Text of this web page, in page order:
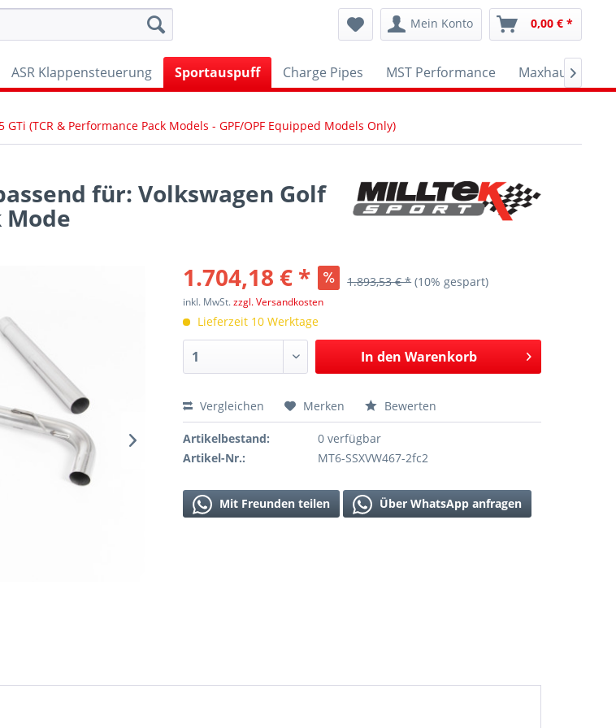
Mein Konto 0,00 € *
ASR Klappensteuerung Sportauspuff Charge Pipes MST Performance Maxhaust

GTi (TCR & Performance Pack Models - GPF/OPF Equipped Models Only)
für: Volkswagen Golf
Mode
1.704,18 € * 1.893,53 € * (10% gespart)
inkl. MwSt.zzgl. Versandkosten
Lieferzeit 10 Werktage
In den Warenkorb
Vergleichen Merken Bewerten
Artikelbestand:
0 verfügbar
Artikel-Nr.:
MT6-SSXVW467-2fc2
Mit Freunden teilen Über WhatsApp anfragen